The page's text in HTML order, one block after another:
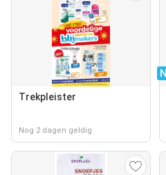
Trekpleister
Nog 2 dagen geldig